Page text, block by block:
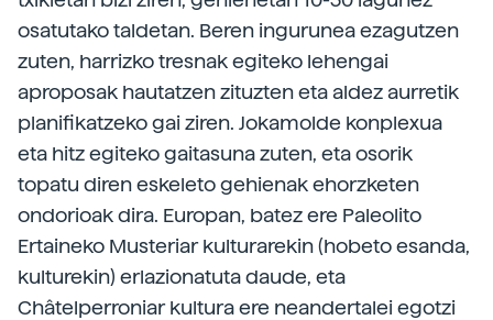
osatutako taldetan. Beren ingurunea ezagutzen
zuten, harrizko tresnak egiteko lehengai
aproposak hautatzen zituzten eta aldez aurretik
planifikatzeko gai ziren. Jokamolde konplexua
eta hitz egiteko gaitasuna zuten, eta osorik
topatu diren eskeleto gehienak ehorzketen
ondorioak dira. Europan, batez ere Paleolito
Ertaineko Musteriar kulturarekin (hobeto esanda,
kulturekin) erlazionatuta daude, eta
Châtelperroniar kultura ere neandertalei egotzi